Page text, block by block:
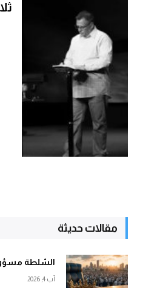
مقالات حديثة
السّلطة
آب 4, 2026